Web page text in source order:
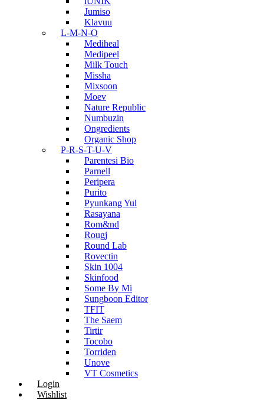
Jumiso
Klavuu
L-M-N-O
Mediheal
Medipeel
Milk Touch
Missha
Mixsoon
Moev
Nature Republic
Numbuzin
Ongredients
Organic Shop
P-R-S-T-U-V
Parentesi Bio
Parnell
Peripera
Purito
Pyunkang Yul
Rasayana
Rom&nd
Rougj
Round Lab
Rovectin
Skin 1004
Skinfood
Some By Mi
Sungboon Editor
TFIT
The Saem
Tirtir
Tocobo
Torriden
Unove
VT Cosmetics
Login
Wishlist